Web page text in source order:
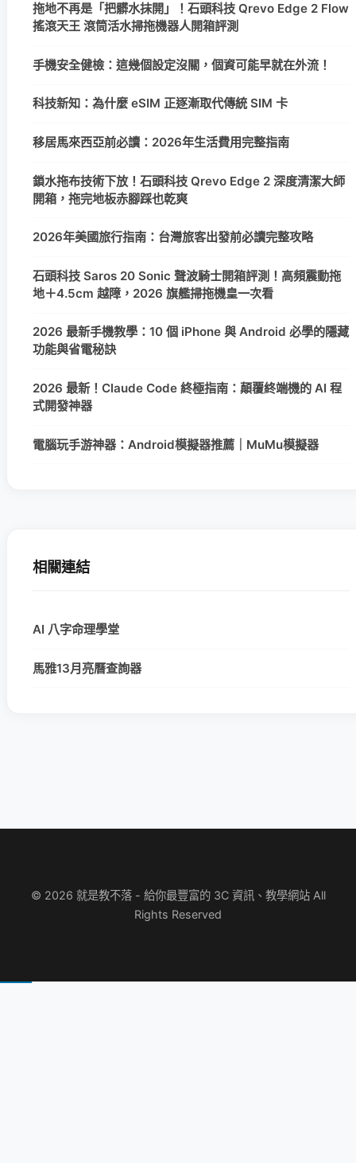
拖地不再是「把髒水抹開」！石頭科技 Qrevo Edge 2 Flow
搖滾天王 滾筒活水掃拖機器人開箱評測
手機安全健檢：這幾個設定沒關，個資可能早就在外流！
科技新知：為什麼 eSIM 正逐漸取代傳統 SIM 卡
移居馬來西亞前必讀：2026年生活費用完整指南
鎖水拖布技術下放！石頭科技 Qrevo Edge 2 深度清潔大師
開箱，拖完地板赤腳踩也乾爽
2026年美國旅行指南：台灣旅客出發前必讀完整攻略
石頭科技 Saros 20 Sonic 聲波騎士開箱評測！高頻震動拖
地＋4.5cm 越障，2026 旗艦掃拖機皇一次看
2026 最新手機教學：10 個 iPhone 與 Android 必學的隱藏
功能與省電秘訣
2026 最新！Claude Code 終極指南：顛覆終端機的 AI 程
式開發神器
電腦玩手游神器：Android模擬器推薦｜MuMu模擬器
相關連結
AI 八字命理學堂
馬雅13月亮曆查詢器
© 2026 就是教不落 - 給你最豐富的 3C 資訊、教學網站 All
Rights Reserved